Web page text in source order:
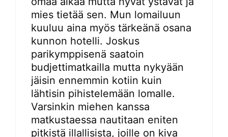
mies tietää sen. Mun lomailuun
kuuluu aina myös tärkeänä osana
kunnon hotelli. Joskus
parikymppisenä saatoin
budjettimatkailla mutta nykyään
jäisin ennemmin kotiin kuin
lähtisin pihistelemään lomalle.
Varsinkin miehen kanssa
matkustaessa nautitaan eniten
pitkistä illallisista, joille on kiva